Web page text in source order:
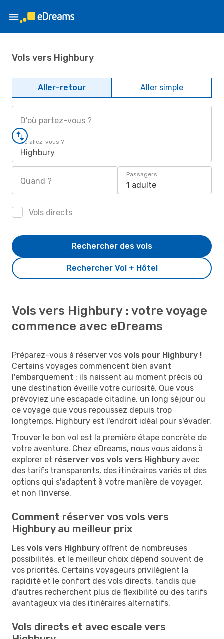
Vols vers Highbury
Aller-retour Aller simple
D'où partez-vous ?
Où allez-vous ?
Highbury
Quand ?
Passagers
1 adulte
Vols directs
Rechercher Vol + Hôtel
Rechercher des vols
Vols vers Highbury : votre voyage
commence avec eDreams
Préparez-vous à réserver vos vols pour Highbury !
Certains voyages commencent bien avant
l'embarquement : ils naissent au moment précis où
une destination éveille votre curiosité. Que vous
prévoyiez une escapade citadine, un long séjour ou
ce voyage que vous repoussez depuis trop
longtemps, Highbury est l'endroit idéal pour s'évader.
Trouver le bon vol est la première étape concrète de
votre aventure. Chez eDreams, nous vous aidons à
explorer et réserver vos vols vers Highbury avec
des tarifs transparents, des itinéraires variés et des
options qui s'adaptent à votre manière de voyager,
et non l'inverse.
Comment réserver vos vols vers
Highbury au meilleur prix
Les vols vers Highbury offrent de nombreuses
possibilités, et le meilleur choix dépend souvent de
vos priorités. Certains voyageurs privilégient la
rapidité et le confort des vols directs, tandis que
d'autres recherchent plus de flexibilité ou des tarifs
avantageux via des itinéraires alternatifs.
Vols directs et avec escale vers